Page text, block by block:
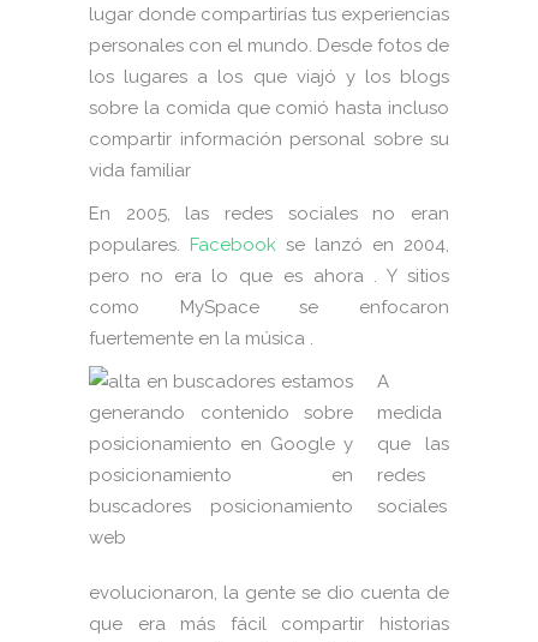
lugar donde compartirías tus experiencias
personales con el mundo. Desde fotos de
los lugares a los que viajó y los blogs
sobre la comida que comió hasta incluso
compartir información personal sobre su
vida familiar
En 2005, las redes sociales no eran
populares. Facebook se lanzó en 2004,
pero no era lo que es ahora . Y sitios
como MySpace se enfocaron
fuertemente en la música .
A
medida
que las
redes
sociales
evolucionaron, la gente se dio cuenta de
que era más fácil compartir historias